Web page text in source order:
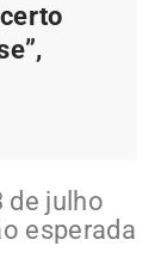
de julho
esperada